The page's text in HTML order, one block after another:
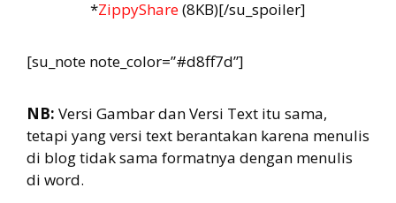
*ZippyShare(8KB)[/su_spoiler]
[su_note note_color=”#d8ff7d”]
NB: Versi Gambar dan Versi Text itu sama,
tetapi yang versi text berantakan karena menulis
di blog tidak sama formatnya dengan menulis
di word.